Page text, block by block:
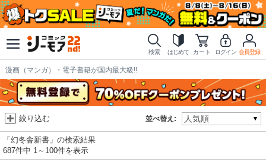
検索 はじめて カート ログイン 会員登録
漫画（マンガ）・電子書籍が国内最大級!!
並べ替え:
絞り込む
「幻冬舎新書」の検索結果
687件中 1～100件を表示